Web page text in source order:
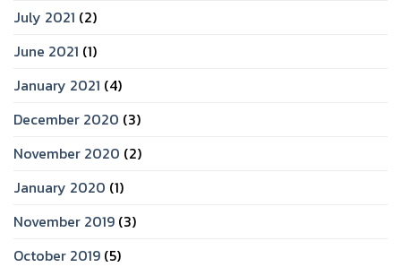
July 2021 (2)
June 2021 (1)
January 2021 (4)
December 2020 (3)
November 2020 (2)
January 2020 (1)
November 2019 (3)
October 2019 (5)